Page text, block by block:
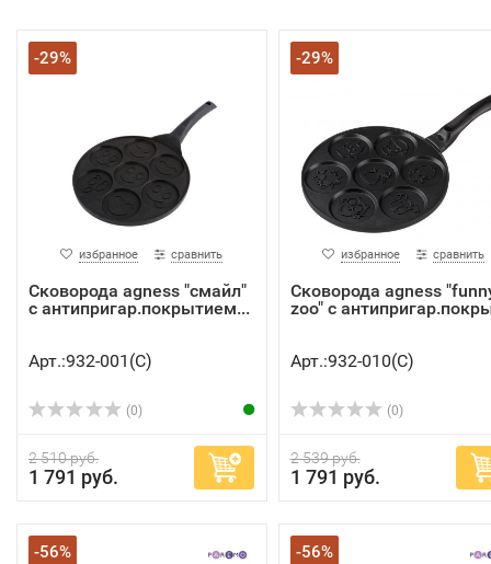
-29%
избранное сравнить
Сковорода agness "смайл"
с антипригар.покрытием...
Арт.:932-001(C)
(0)
2 510 руб.
1 791 руб.
-29%
избранное сравнить
Сковорода agness
zoo" с
Арт.:932-010(C)
(0)
2 539 руб.
1 791 руб.
-56% -56%